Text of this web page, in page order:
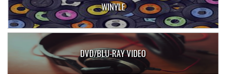
WINYLE
DVD/BLU-RAY VIDEO